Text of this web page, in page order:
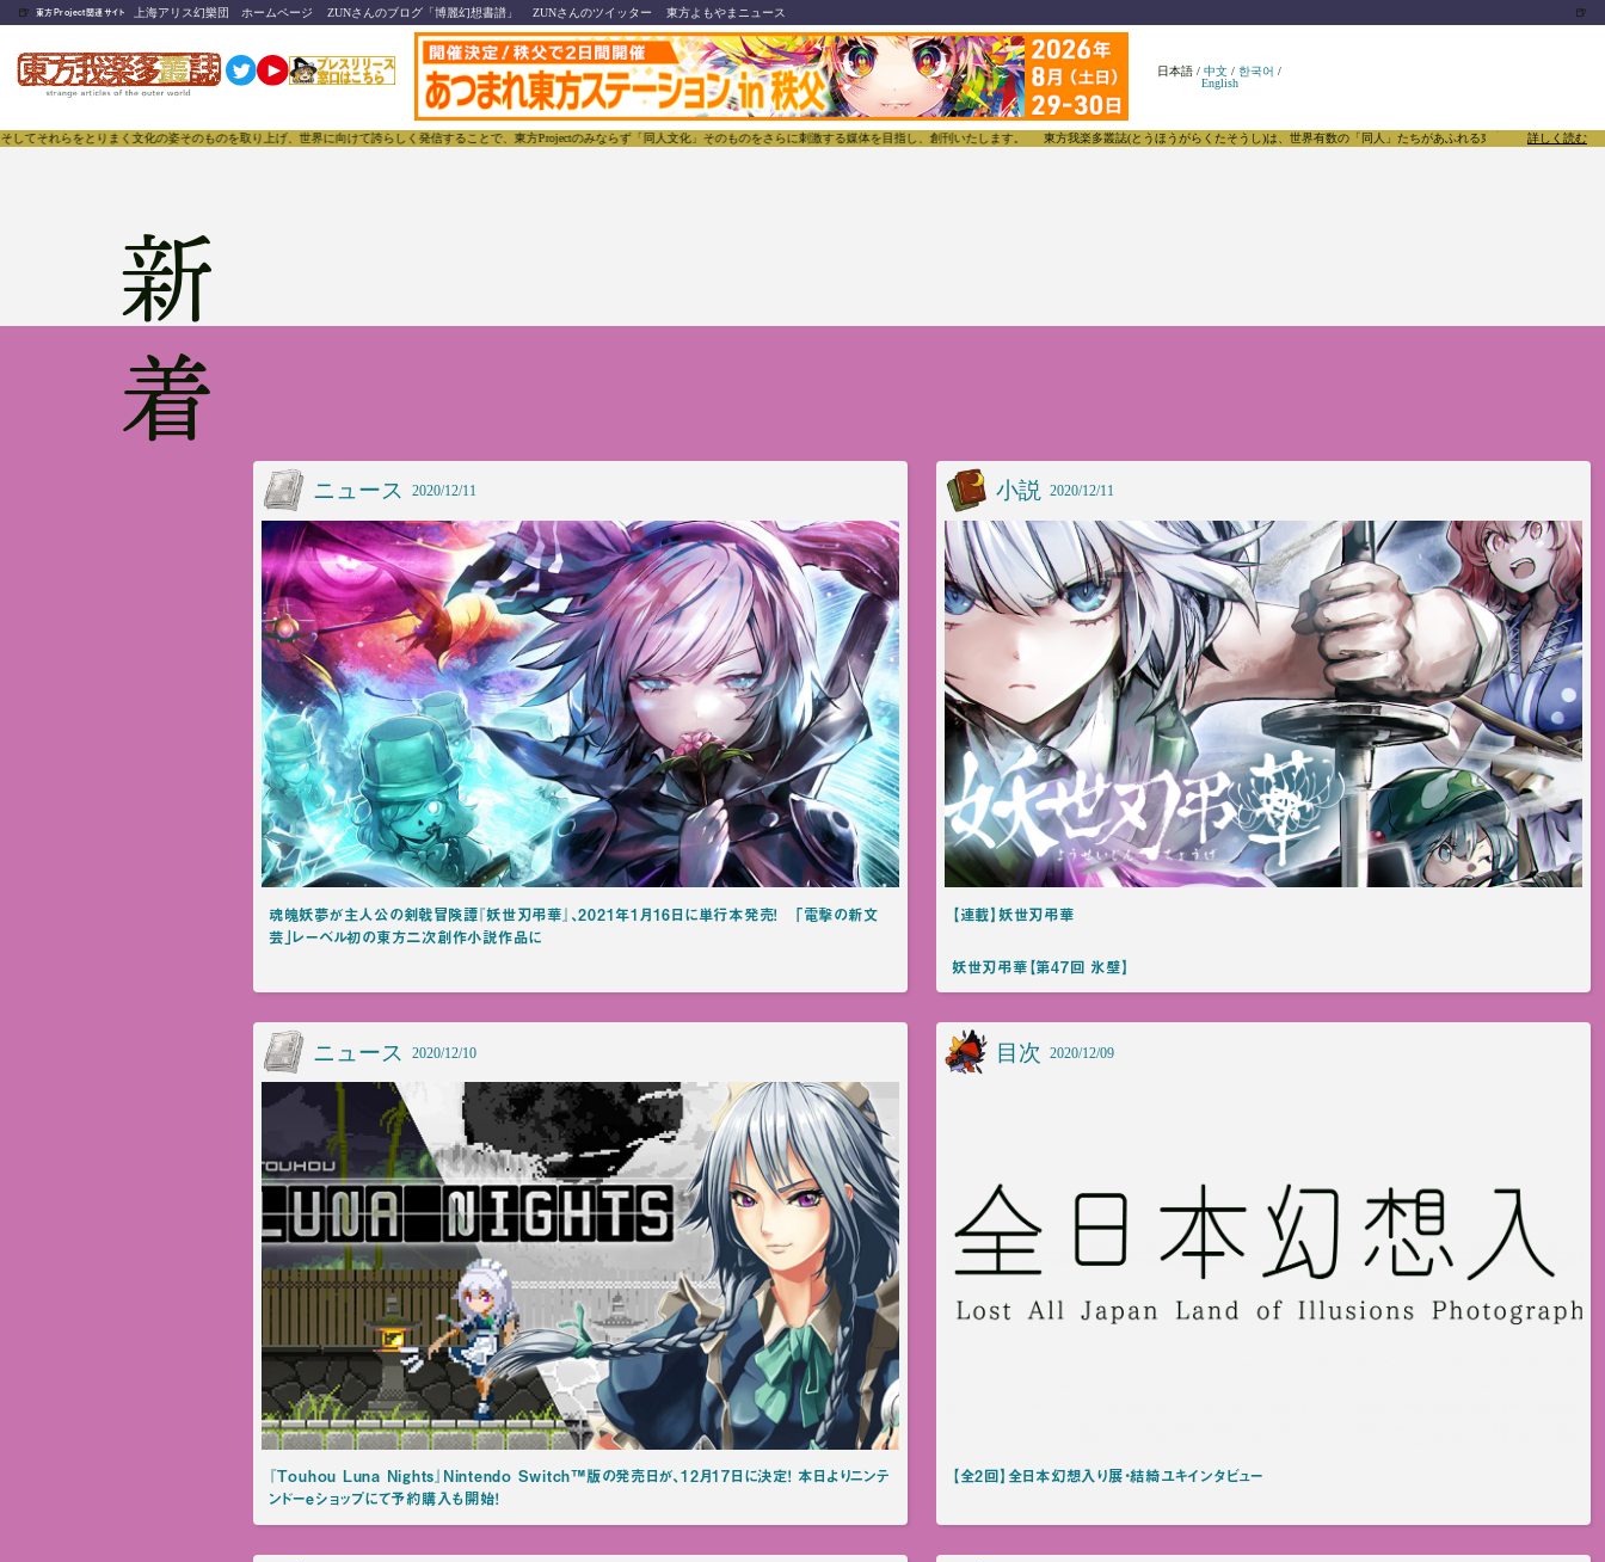
🍺 東方Project関連サイト 上海アリス幻樂団 ホームページ ZUNさんのブログ「博麗幻想書譜」 ZUNさんのツイッター 東方よもやまニュース 🍺
日本語 /中文 /한국어 /
English
の姿そのものを取り上げ、世界に向けて誇らしく発信することで、東方Projectのみならず「同人文化」そのものをさらに刺激する媒体を目指し、創刊いたします。 東方我楽多叢誌(とうほうがらくたそうし)は、世界有数の「同人」たちがあふれる東方Projectについて発信するメディアです
詳しく読む
新着
ニュース 2020/12/11
魂魄妖夢が主人公の剣戟冒険譚『妖世刃弔華』、2021年1月16日に単行本発売！ 「電撃の新文
芸」レーベル初の東方二次創作小説作品に
小説 2020/12/11
【連載】妖世刃弔華
妖世刃弔華【第47回 氷壁】
ニュース 2020/12/10
『Touhou Luna Nights』Nintendo Switch™版の発売日が、12月17日に決定！ 本日よりニンテ
ンドーeショップにて予約購入も開始！
目次 2020/12/09
【全2回】全日本幻想入り展・結綺ユキインタビュー